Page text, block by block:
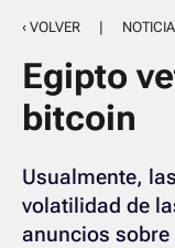
‹ VOLVER |
Egipto
bitcoin
Usualmente,
volatilidad de
anuncios